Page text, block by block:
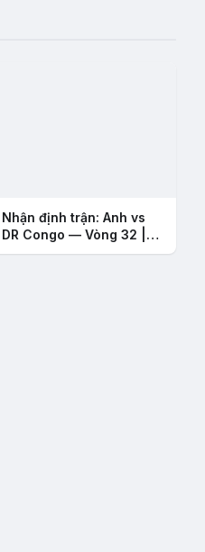
Nhận định trận: Anh vs
DR Congo — Vòng 32 |
WC 2026